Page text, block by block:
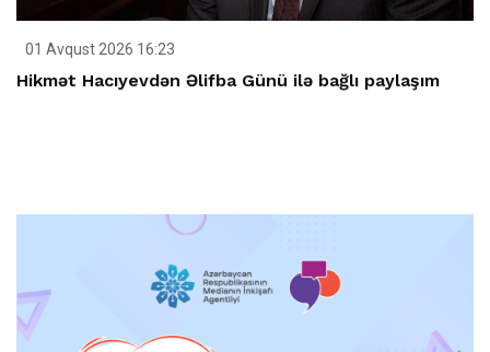
01 Avqust 2026 16:23
Hikmət Hacıyevdən Əlifba Günü ilə bağlı paylaşım